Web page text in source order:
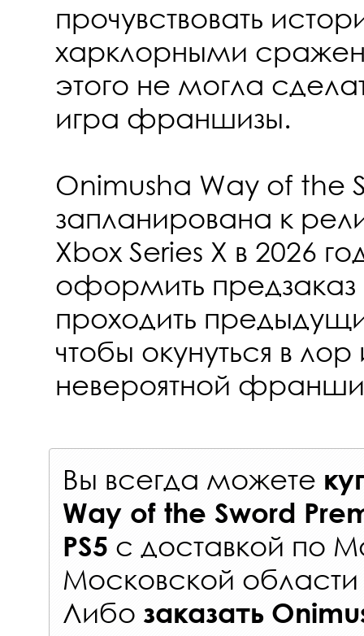
прочувствовать
харклорными
этого не могла
игра франшизы.
Onimusha Way of the
запланирована к
Xbox Series X в 2026
оформить предзаказ
проходить
чтобы окунуться в
невероятной
Вы всегда можете
Way of the Sword
PS5 с доставкой по
Московской
Либо заказать